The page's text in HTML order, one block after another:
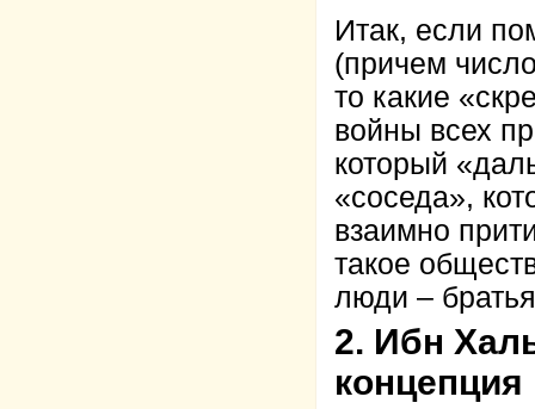
Итак, если
(причем
то какие
войны всех
который
«соседа»,
взаимно
такое
люди –
2. Ибн
концепция